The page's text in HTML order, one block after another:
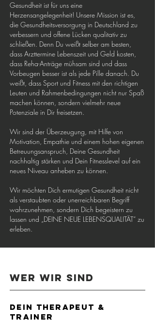
Gesundheit ist für uns eine
Herzensangelegenheit! Unsere Mission ist es,
die Gesundheitsversorgung in Deutschland zu
verbessern und offene Lücken qualitativ zu
schließen. Denn Du weißt selber am besten,
dass Arzttermine Lebenszeit und Geld kosten,
dass Reha-Anträge mühsam sind und dass
Vorbeugen besser ist als jede Pille danach. Du
weißt, dass Sport und Fitness mit den richtigen
Leuten und Rahmenbedingungen nicht nur Spaß
machen können, sondern vielmehr neue
Potenziale in Dir freisetzen.
Wir sind der Überzeugung, mit Hilfe von
Motivation, Empathie und einem hohen eigenen
Betreuungsanspruch, Deine Gesundheit
nachhaltig stärken und Dein Fitnesslevel auf ein
neues Niveau anheben zu können.
Wir möchten Dich ermutigen Gesundheit nicht
als verstaubten oder unerreichbaren Begriff
wahrzunehmen, sondern Dich begeistern zu
lassen und „DEINE NEUE LEBENSQUALITÄT“ zu
erleben.
Wer wir sind
Dein Therapeut &
Trainer